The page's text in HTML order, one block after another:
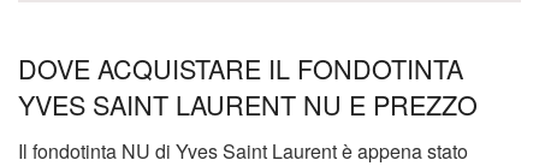
DOVE ACQUISTARE IL FONDOTINTA
YVES SAINT LAURENT NU E PREZZO
Il fondotinta NU di Yves Saint Laurent è appena stato